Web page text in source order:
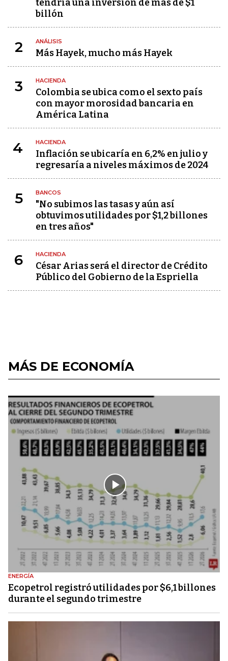
tendría una inversión de más de $1
billón
2 ANÁLISIS
Más Hayek, mucho más Hayek
3 HACIENDA
Colombia se ubica como el sexto país
con mayor morosidad bancaria en
América Latina
4 HACIENDA
Inflación se ubicaría en 6,2% en julio y
regresaría a niveles máximos de 2024
5 BANCOS
"No subimos las tasas y aún así
obtuvimos utilidades por $1,2 billones
en tres años"
6 HACIENDA
César Arias será el director de Crédito
Público del Gobierno de la Espriella
MÁS DE ECONOMÍA
ENERGÍA
Ecopetrol registró utilidades por $6,1 billones
durante el segundo trimestre